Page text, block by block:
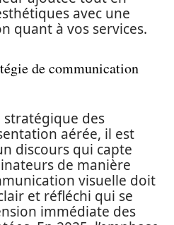
avec une
quant à vos services.
de communication
stratégique des
aérée, il est
discours qui capte
de manière
visuelle doit
et réfléchi qui se
immédiate des